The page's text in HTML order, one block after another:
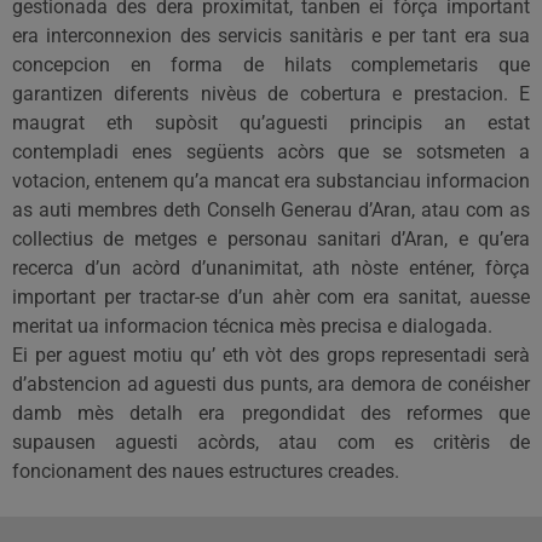
gestionada des dera proximitat, tanben ei fòrça important
era interconnexion des servicis sanitàris e per tant era sua
concepcion en forma de hilats complemetaris que
garantizen diferents nivèus de cobertura e prestacion. E
maugrat eth supòsit qu’aguesti principis an estat
contempladi enes següents acòrs que se sotsmeten a
votacion, entenem qu’a mancat era substanciau informacion
as auti membres deth Conselh Generau d’Aran, atau com as
collectius de metges e personau sanitari d’Aran, e qu’era
recerca d’un acòrd d’unanimitat, ath nòste enténer, fòrça
important per tractar-se d’un ahèr com era sanitat, auesse
meritat ua informacion técnica mès precisa e dialogada.
Ei per aguest motiu qu’ eth vòt des grops representadi serà
d’abstencion ad aguesti dus punts, ara demora de conéisher
damb mès detalh era pregondidat des reformes que
supausen aguesti acòrds, atau com es critèris de
foncionament des naues estructures creades.